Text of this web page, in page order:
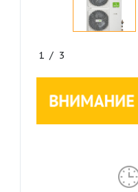
1 / 3